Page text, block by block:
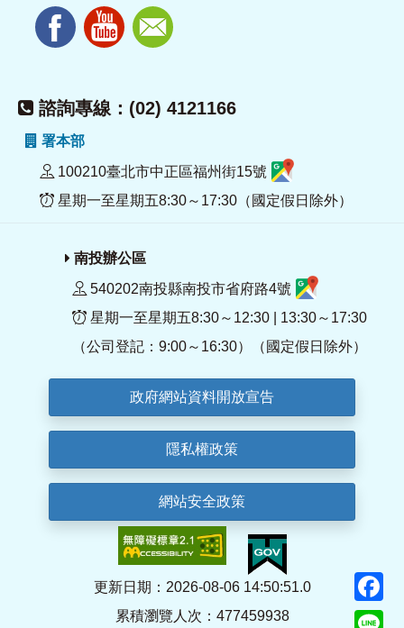
諮詢專線：(02) 4121166
署本部
100210臺北市中正區福州街15號
星期一至星期五8:30～17:30（國定假日除外）
南投辦公區
540202南投縣南投市省府路4號
星期一至星期五8:30～12:30 | 13:30～17:30
（公司登記：9:00～16:30）（國定假日除外）
政府網站資料開放宣告
隱私權政策
網站安全政策
更新日期：2026-08-06 14:50:51.0
累積瀏覽人次：477459938